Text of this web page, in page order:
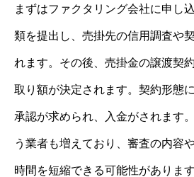
まずはファクタリング会社に申し
類を提出し、売掛先の信用調査や
れます。その後、売掛金の譲渡契
取り額が決定されます。契約形態
承認が求められ、入金がされます
う業者も増えており、審査の内容
時間を短縮できる可能性があります